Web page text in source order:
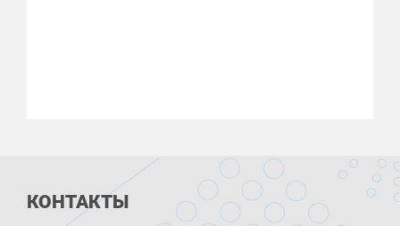
КОНТАКТЫ